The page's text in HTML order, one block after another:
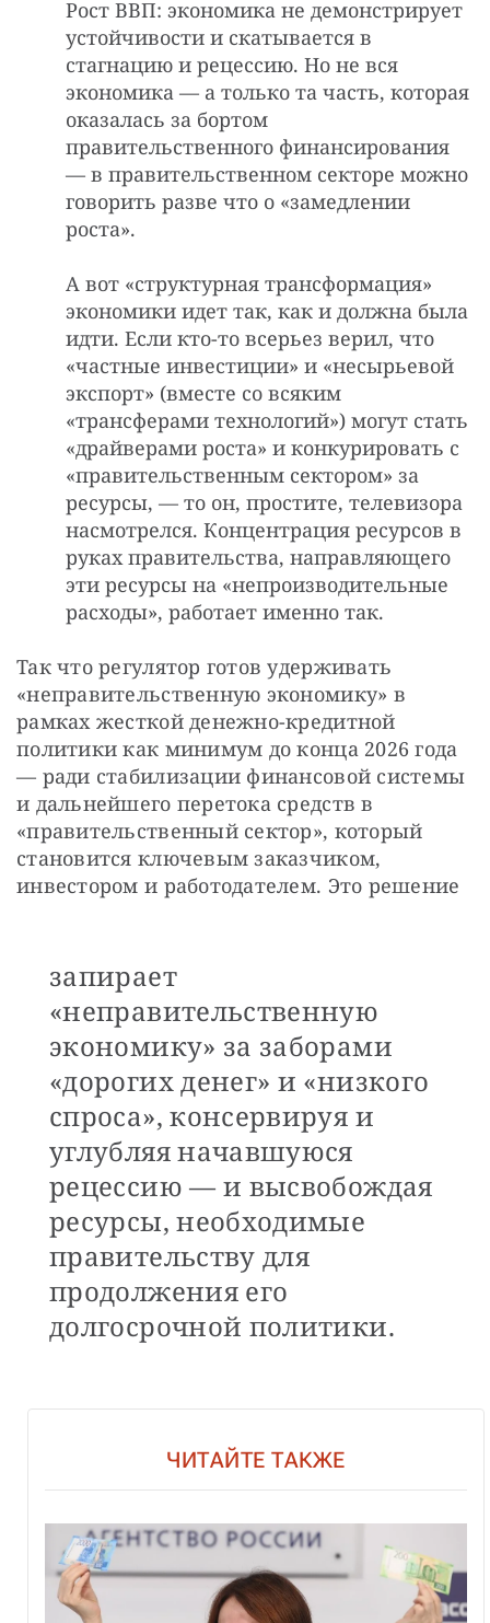
Рост ВВП: экономика не демонстрирует
устойчивости и скатывается в
стагнацию и рецессию. Но не вся
экономика — а только та часть, которая
оказалась за бортом
правительственного финансирования
— в правительственном секторе можно
говорить разве что о «замедлении
роста».
А вот «структурная трансформация»
экономики идет так, как и должна была
идти. Если кто-то всерьез верил, что
«частные инвестиции» и «несырьевой
экспорт» (вместе со всяким
«трансферами технологий») могут стать
«драйверами роста» и конкурировать с
«правительственным сектором» за
ресурсы, — то он, простите, телевизора
насмотрелся. Концентрация ресурсов в
руках правительства, направляющего
эти ресурсы на «непроизводительные
расходы», работает именно так.
Так что регулятор готов удерживать
«неправительственную экономику» в
рамках жесткой денежно-кредитной
политики как минимум до конца 2026 года
— ради стабилизации финансовой системы
и дальнейшего перетока средств в
«правительственный сектор», который
становится ключевым заказчиком,
инвестором и работодателем. Это решение
запирает
«неправительственную
экономику» за заборами
«дорогих денег» и «низкого
спроса», консервируя и
углубляя начавшуюся
рецессию — и высвобождая
ресурсы, необходимые
правительству для
продолжения его
долгосрочной политики.
ЧИТАЙТЕ ТАКЖЕ